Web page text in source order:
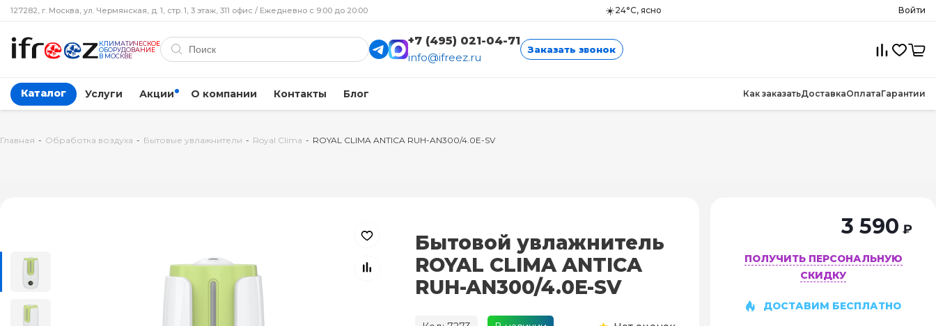
127282, г. Москва, ул. Чермянская, д. 1, стр. 1, 3 этаж, 311 офис / Ежедневно с 9:00 до 20:00 ☀️24°C, ясно Войти
КЛИМАТИЧЕСКОЕ
ОБОРУДОВАНИЕ
В МОСКВЕ
+7 (495) 021-04-71
info@ifreez.ru
Заказать звонок
Каталог Услуги Акции О компании Контакты Блог Как заказатьДоставкаОплатаГарантии
Главная - Обработка воздуха - Бытовые увлажнители - Royal Clima - ROYAL CLIMA ANTICA RUH-AN300/4.0E-SV
Бытовой увлажнитель
ROYAL CLIMA ANTICA
RUH-AN300/4.0E-SV
3 590 ₽
ПОЛУЧИТЬ ПЕРСОНАЛЬНУЮ
СКИДКУ
ДОСТАВИМ БЕСПЛАТНО